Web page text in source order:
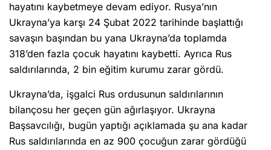
hayatını kaybetmeye devam ediyor. Rusya’nın
Ukrayna’ya karşı 24 Şubat 2022 tarihinde başlattığı
savaşın başından bu yana Ukrayna’da toplamda
318’den fazla çocuk hayatını kaybetti. Ayrıca Rus
saldırılarında, 2 bin eğitim kurumu zarar gördü.
Ukrayna’da, işgalci Rus ordusunun saldırılarının
bilançosu her geçen gün ağırlaşıyor. Ukrayna
Başsavcılığı, bugün yaptığı açıklamada şu ana kadar
Rus saldırılarında en az 900 çocuğun zarar gördüğü